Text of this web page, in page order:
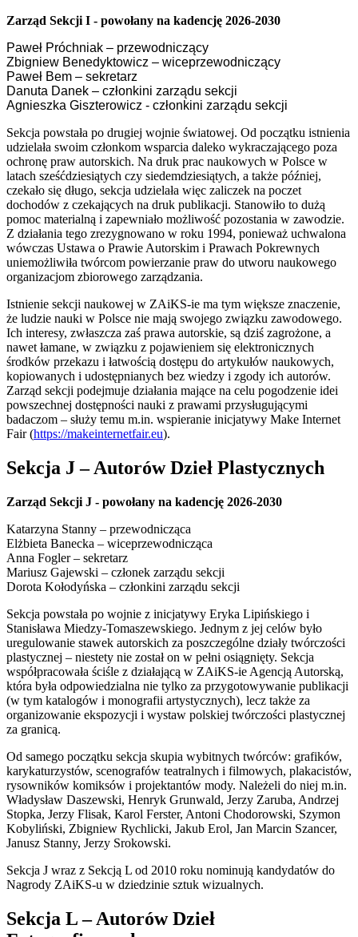
Zarząd Sekcji I - powołany na kadencję 2026-2030
Paweł Próchniak – przewodniczący
Zbigniew Benedyktowicz – wiceprzewodniczący
Paweł Bem – sekretarz
Danuta Danek – członkini zarządu sekcji
Agnieszka Giszterowicz - członkini zarządu sekcji
Sekcja powstała po drugiej wojnie światowej. Od początku istnienia
udzielała swoim członkom wsparcia daleko wykraczającego poza
ochronę praw autorskich. Na druk prac naukowych w Polsce w
latach sześćdziesiątych czy siedemdziesiątych, a także później,
czekało się długo, sekcja udzielała więc zaliczek na poczet
dochodów z czekających na druk publikacji. Stanowiło to dużą
pomoc materialną i zapewniało możliwość pozostania w zawodzie.
Z działania tego zrezygnowano w roku 1994, ponieważ uchwalona
wówczas Ustawa o Prawie Autorskim i Prawach Pokrewnych
uniemożliwiła twórcom powierzanie praw do utworu naukowego
organizacjom zbiorowego zarządzania.
Istnienie sekcji naukowej w ZAiKS-ie ma tym większe znaczenie,
że ludzie nauki w Polsce nie mają swojego związku zawodowego.
Ich interesy, zwłaszcza zaś prawa autorskie, są dziś zagrożone, a
nawet łamane, w związku z pojawieniem się elektronicznych
środków przekazu i łatwością dostępu do artykułów naukowych,
kopiowanych i udostępnianych bez wiedzy i zgody ich autorów.
Zarząd sekcji podejmuje działania mające na celu pogodzenie idei
powszechnej dostępności nauki z prawami przysługującymi
badaczom – służy temu m.in. wspieranie inicjatywy Make Internet
Fair (https://makeinternetfair.eu).
Sekcja J – Autorów Dzieł Plastycznych
Zarząd Sekcji J - powołany na kadencję 2026-2030
Katarzyna Stanny – przewodnicząca
Elżbieta Banecka – wiceprzewodnicząca
Anna Fogler – sekretarz
Mariusz Gajewski – członek zarządu sekcji
Dorota Kołodyńska – członkini zarządu sekcji
Sekcja powstała po wojnie z inicjatywy Eryka Lipińskiego i
Stanisława Miedzy-Tomaszewskiego. Jednym z jej celów było
uregulowanie stawek autorskich za poszczególne działy twórczości
plastycznej – niestety nie został on w pełni osiągnięty. Sekcja
współpracowała ściśle z działającą w ZAiKS-ie Agencją Autorską,
która była odpowiedzialna nie tylko za przygotowywanie publikacji
(w tym katalogów i monografii artystycznych), lecz także za
organizowanie ekspozycji i wystaw polskiej twórczości plastycznej
za granicą.
Od samego początku sekcja skupia wybitnych twórców: grafików,
karykaturzystów, scenografów teatralnych i filmowych, plakacistów,
rysowników komiksów i projektantów mody. Należeli do niej m.in.
Władysław Daszewski, Henryk Grunwald, Jerzy Zaruba, Andrzej
Stopka, Jerzy Flisak, Karol Ferster, Antoni Chodorowski, Szymon
Kobyliński, Zbigniew Rychlicki, Jakub Erol, Jan Marcin Szancer,
Janusz Stanny, Jerzy Srokowski.
Sekcja J wraz z Sekcją L od 2010 roku nominują kandydatów do
Nagrody ZAiKS-u w dziedzinie sztuk wizualnych.
Sekcja L – Autorów Dzieł